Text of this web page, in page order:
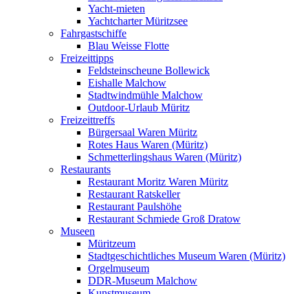
Yacht-mieten
Yachtcharter Müritzsee
Fahrgastschiffe
Blau Weisse Flotte
Freizeittipps
Feldsteinscheune Bollewick
Eishalle Malchow
Stadtwindmühle Malchow
Outdoor-Urlaub Müritz
Freizeittreffs
Bürgersaal Waren Müritz
Rotes Haus Waren (Müritz)
Schmetterlingshaus Waren (Müritz)
Restaurants
Restaurant Moritz Waren Müritz
Restaurant Ratskeller
Restaurant Paulshöhe
Restaurant Schmiede Groß Dratow
Museen
Müritzeum
Stadtgeschichtliches Museum Waren (Müritz)
Orgelmuseum
DDR-Museum Malchow